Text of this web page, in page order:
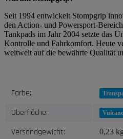
Seit 1994 entwickelt Stompgrip
den Action- und Powersport-
Tankpads im Jahr 2004 setzte das
Kontrolle und Fahrkomfort. Heute
weltweit auf die bewährte Qualität
Produkteigenschaft
Wert
Farbe:
Oberfläche:
Versandgewicht: 0,23 kg